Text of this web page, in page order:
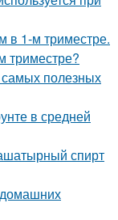
в 1-м триместре.
триместре?
полезных
в средней
спирт